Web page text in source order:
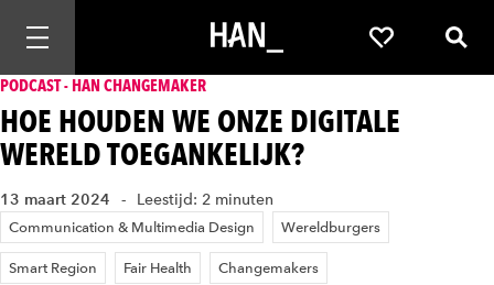
Mobiele navigatie openen Favorieten
PODCAST - HAN CHANGEMAKER
HOE HOUDEN WE ONZE DIGITALE
WERELD TOEGANKELIJK?
13 maart 2024 Leestijd: 2 minuten
Communication & Multimedia Design Wereldburgers
Smart Region Fair Health Changemakers